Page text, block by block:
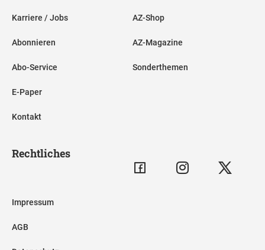
Karriere / Jobs
Abonnieren
Abo-Service
E-Paper
Kontakt
AZ-Shop
AZ-Magazine
Sonderthemen
Rechtliches
Impressum
AGB